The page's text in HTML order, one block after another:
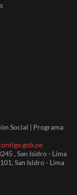
Social | Programa
, San Isidro - Lima
San Isidro - Lima